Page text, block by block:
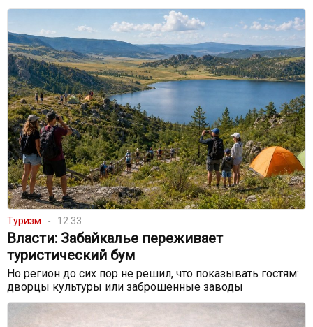
Туризм 12:33
Власти: Забайкалье переживает
туристический бум
Но регион до сих пор не решил, что показывать гостям:
дворцы культуры или заброшенные заводы